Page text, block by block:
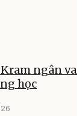
ngân
học